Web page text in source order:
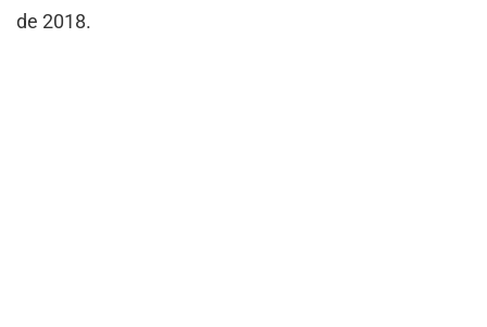
de 2018.